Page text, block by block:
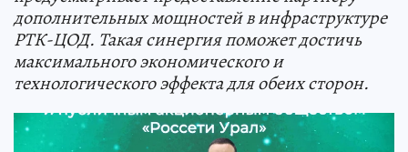
дополнительных мощностей в инфраструктуре
РТК-ЦОД. Такая синергия поможет достичь
максимального экономического и
технологического эффекта для обеих сторон.